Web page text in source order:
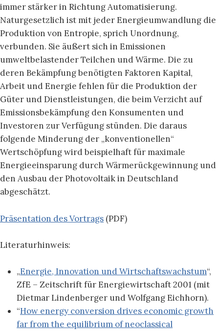
immer stärker in Richtung Automatisierung.
Naturgesetzlich ist mit jeder Energieumwandlung die
Produktion von Entropie, sprich Unordnung,
verbunden. Sie äußert sich in Emissionen
umweltbelastender Teilchen und Wärme. Die zu
deren Bekämpfung benötigten Faktoren Kapital,
Arbeit und Energie fehlen für die Produktion der
Güter und Dienstleistungen, die beim Verzicht auf
Emissionsbekämpfung den Konsumenten und
Investoren zur Verfügung stünden. Die daraus
folgende Minderung der „konventionellen“
Wertschöpfung wird beispielhaft für maximale
Energieeinsparung durch Wärmerückgewinnung und
den Ausbau der Photovoltaik in Deutschland
abgeschätzt.
Präsentation des Vortrags (PDF)
Literaturhinweis:
„Energie, Innovation und Wirtschaftswachstum“,
ZfE – Zeitschrift für Energiewirtschaft 2001 (mit
Dietmar Lindenberger und Wolfgang Eichhorn).
“How energy conversion drives economic growth
far from the equilibrium of neoclassical